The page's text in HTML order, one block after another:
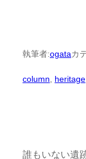
執筆者:ogataカ
column heritage
誰もいない遺